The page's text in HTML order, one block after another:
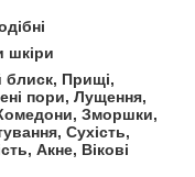
шкіри
Прищі,
пори, Лущення,
Зморшки,
Сухість,
Акне, Вікові